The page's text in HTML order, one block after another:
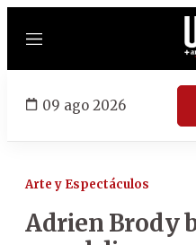
Menú
09 ago 2026
Arte y Espectáculos
Adrien Brody